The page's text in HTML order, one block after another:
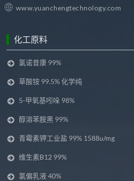
www.yuanchengtechnology.com
化工原料
氯诺昔康 99%
草酸铵 99.5% 化学纯
5-甲氧基吲哚 98%
醇溶苯胺黑 99%
青霉素钾工业盐 99% 1588u/mg
维生素B12 99%
氯偏乳液 40%